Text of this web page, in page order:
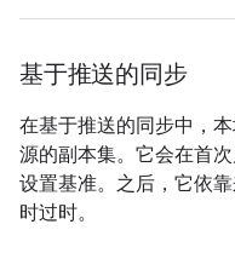
基于推送的同步
在基于推送的同步中，
源的副本集。它会在首
设置基准。之后，它依
时过时。